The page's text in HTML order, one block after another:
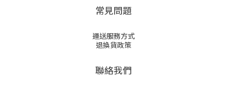
常見問題
運送服務方式
退換貨政策
聯絡我們